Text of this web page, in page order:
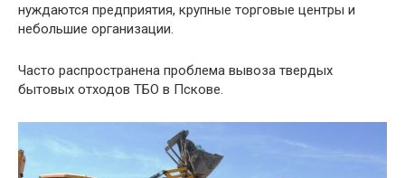
нуждаются предприятия, крупные торговые центры и
небольшие организации.
Часто распространена проблема вывоза твердых
бытовых отходов ТБО в Пскове.